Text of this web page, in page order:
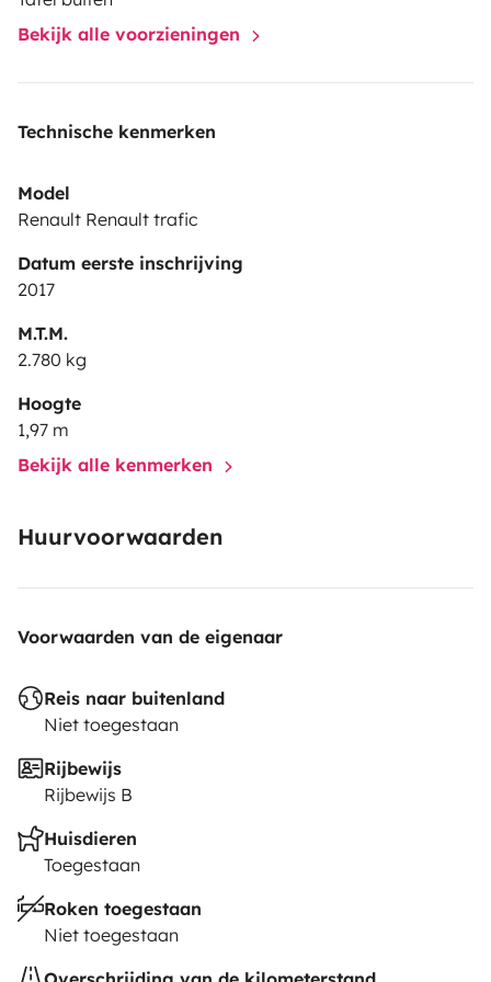
campagne… partez où vous voulez, quand vous voulez,
en toute autonomie. C’est la solution parfaite pour
Bekijk alle voorzieningen
Technische kenmerken
Model
Renault Renault trafic
Datum eerste inschrijving
2017
M.T.M.
2.780 kg
Hoogte
1,97 m
Bekijk alle kenmerken
Huurvoorwaarden
Voorwaarden van de eigenaar
Reis naar buitenland
Niet toegestaan
Rijbewijs
Rijbewijs B
Huisdieren
Toegestaan
Roken toegestaan
Niet toegestaan